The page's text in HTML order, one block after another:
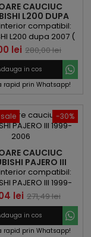
CAUCIUC
L200 DUPA
2007compatibil:
L200 dupa 2007 (
) Covoare auto
interior
lei Pret
de
baza
280,00 lei
in cos
rapid prin Whatsapp!
-30%
CAUCIUC
PAJERO III
2006
compatibil:
PAJERO III 1999-
546276 P20 ) ( 4
buc./set )
lei Pret
de
baza
271,49 lei
in cos
rapid prin Whatsapp!